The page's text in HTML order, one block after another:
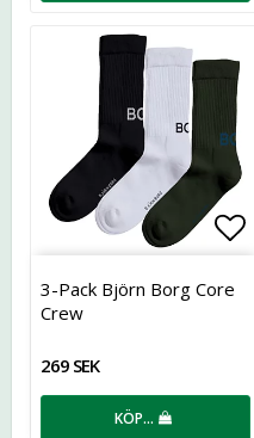
3-Pack Björn Borg Core
Crew
269 SEK
KÖP…